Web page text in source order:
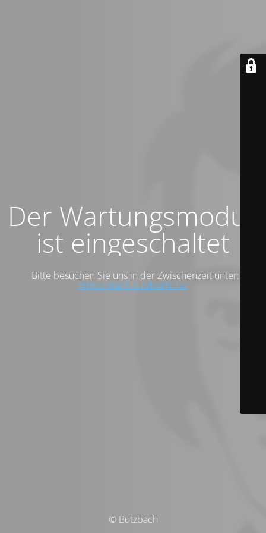
Der Wartungsmodus
ist eingeschaltet
Bitte besuchen Sie uns in der Zwischenzeit unter:
https://stadt-butzbach.de/
© Butzbach